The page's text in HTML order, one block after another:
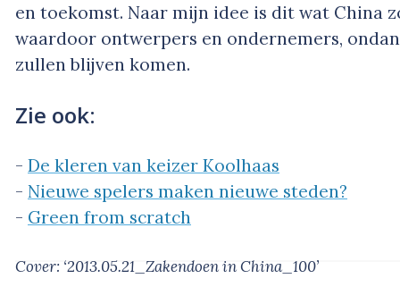
en toekomst. Naar mijn idee is dit wat China
waardoor ontwerpers en ondernemers,
zullen blijven komen.
Zie ook:
- De kleren van keizer Koolhaas
- Nieuwe spelers maken nieuwe steden?
- Green from scratch
Cover: ‘2013.05.21_Zakendoen in China_100’